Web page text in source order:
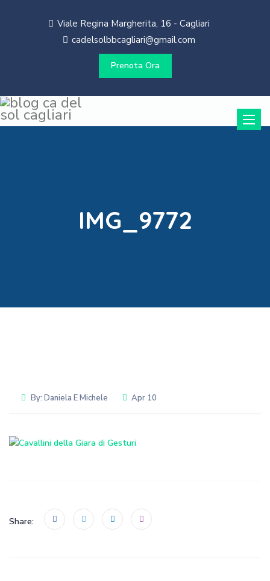
Viale Regina Margherita, 16 - Cagliari
cadelsolbbcagliari@gmail.com
Prenota Ora
Toggle
IMG_9772
By: Daniela E Michele Apr 10
Share: